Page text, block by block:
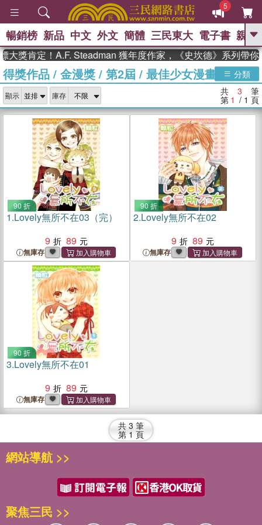
5
GO
熱搜： 東野圭吾 、 The Odyssey 、
父親節 、 如果歷史是一群喵 、 暑期
國際布克獎 臺灣漫遊錄 、 方
念華 、 台灣的李登輝時代 、 數學女
孩：黎曼猜想 、 偉大的迷走神經
暢銷榜 新品 中文 外文 簡體 三民東大 電子書 親子
獎肯定！A.F. Steadman 獲年度作家，《史坎德》系列帶你
得獎作品 / 金漫獎 / 第2屆 / 最佳少女漫畫獎 分類
顯示 庫存 共 3 筆
第 1 / 1 頁
90 折
1.Lovely無所不在03（完）
9
89
無庫存
90 折
2.Lovely無所不在02
9
89
無庫存
90 折
3.Lovely無所不在01
9
89
無庫存
共 3 筆
第 1 頁
網站導航 >>
聚焦三民 >>